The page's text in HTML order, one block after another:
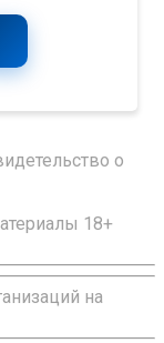
о
18+
на